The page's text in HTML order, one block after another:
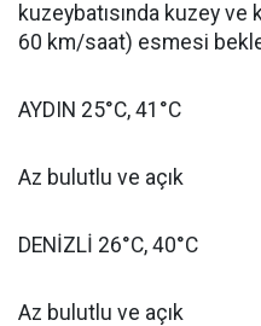
kuzeybatısında kuzey
60 km/saat) esmesi
AYDIN 25°C, 41°C
Az bulutlu ve açık
DENİZLİ 26°C, 40°C
Az bulutlu ve açık